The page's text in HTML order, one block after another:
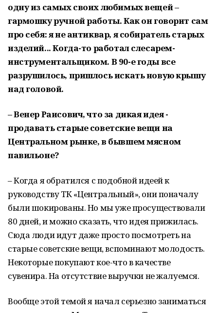
одну из самых своих любимых вещей –
гармошку ручной работы. Как он говорит сам
про себя: я не антиквар, я собиратель старых
изделий... Когда-то работал слесарем-
инструментальщиком. В 90-е годы все
разрушилось, пришлось искать новую крышу
над головой.
– Венер Раисович, что за дикая идея -
продавать старые советские вещи на
Центральном рынке, в бывшем мясном
павильоне?
– Когда я обратился с подобной идеей к
руководству ТК «Центральный», они поначалу
были шокированы. Но мы уже просуществовали
80 дней, и можно сказать, что идея прижилась.
Сюда люди идут даже просто посмотреть на
старые советские вещи, вспоминают молодость.
Некоторые покупают кое-что в качестве
сувенира. На отсутствие выручки не жалуемся.
Вообще этой темой я начал серьезно заниматься